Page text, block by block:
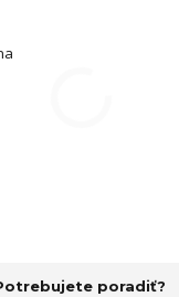
poradiť?